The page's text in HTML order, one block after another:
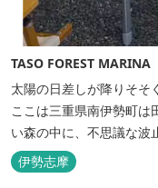
TASO FOREST MARINA
太陽の日差しが降りそそ
ここは三重県南伊勢町は
い森の中に、不思議な波
のは3艇のヨット。日本初の森のマ
インテリアは見た目から
伊勢志摩